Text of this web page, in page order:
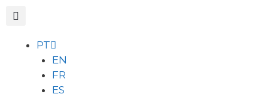
PT
EN
FR
ES